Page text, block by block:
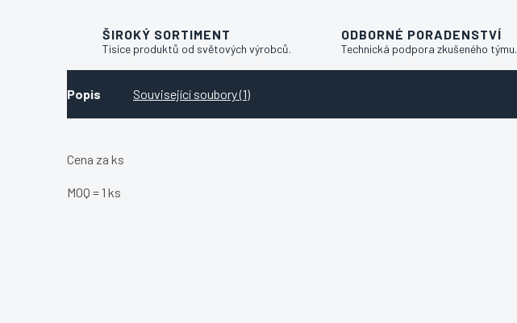
ŠIROKÝ SORTIMENT
Tisíce produktů od světových výrobců.
ODBORNÉ PORADENSTVÍ
Technická podpora zkušeného týmu.
Popis Související soubory (1)
Cena za ks
MOQ = 1 ks